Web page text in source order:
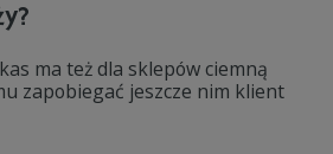
ma też dla sklepów ciemną
zapobiegać jeszcze nim klient